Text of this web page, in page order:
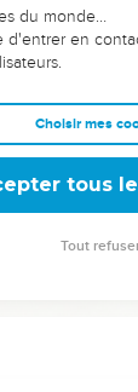
Ruth met au
C’est
Testament
d’Israël, est
en lui.
All rights
du monde…
d'entrer en
Choisir mes
tous
Tout